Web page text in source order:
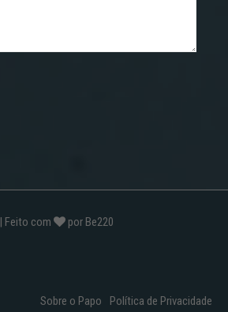
| Feito com por Be220
Sobre o Papo Política de Privacidade